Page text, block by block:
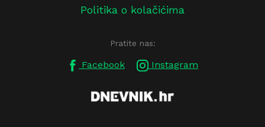
Politika o kolačićima
Pratite nas:
Facebook Instagram